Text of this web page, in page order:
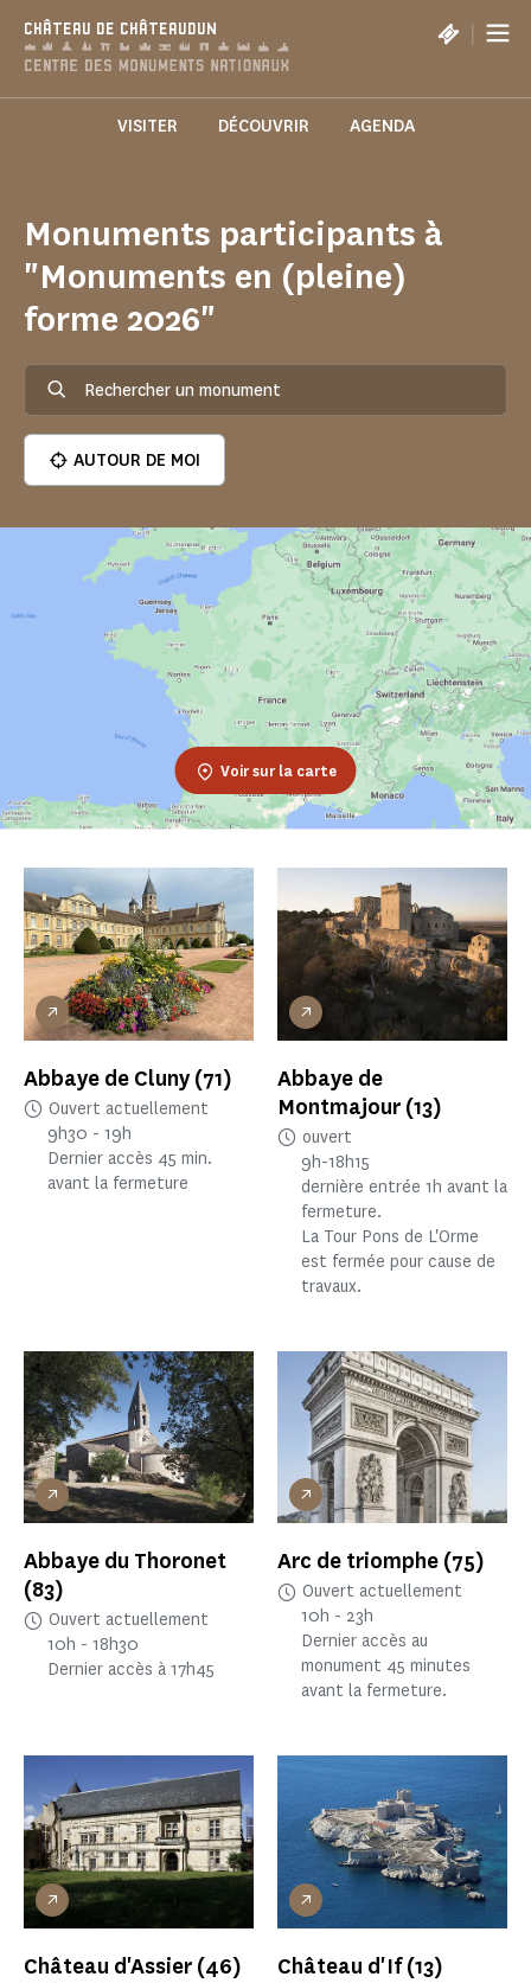
CHÂTEAU DE CHÂTEAUDUN |
VISITER DÉCOUVRIR AGENDA
Monuments participants à
"Monuments en (pleine)
forme 2026"
AUTOUR DE MOI
Voir sur la carte
Abbaye de Cluny(71)
Ouvert actuellement
9h30 - 19h
Dernier accès 45 min.
avant la fermeture
Abbaye de
Montmajour (13)
ouvert
9h-18h15
dernière entrée 1h avant la
fermeture.
La Tour Pons de L'Orme
est fermée pour cause de
travaux.
Abbaye du Thoronet
(83)
Ouvert actuellement
10h - 18h30
Dernier accès à 17h45
Arc de triomphe (75)
Ouvert actuellement
10h - 23h
Dernier accès au
monument 45 minutes
avant la fermeture.
Château d'Assier (46) Château d'If(13)